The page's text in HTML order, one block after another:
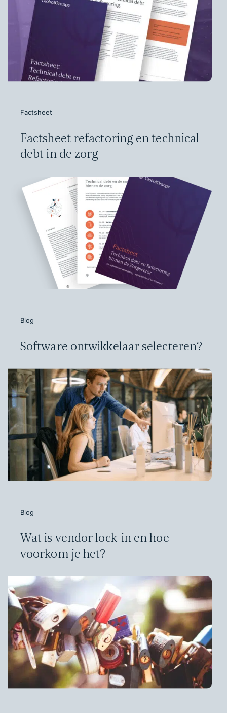
Factsheet
Factsheet refactoring en technical
debt in de zorg
Blog
Software ontwikkelaar selecteren?
Blog
Wat is vendor lock-in en hoe
voorkom je het?